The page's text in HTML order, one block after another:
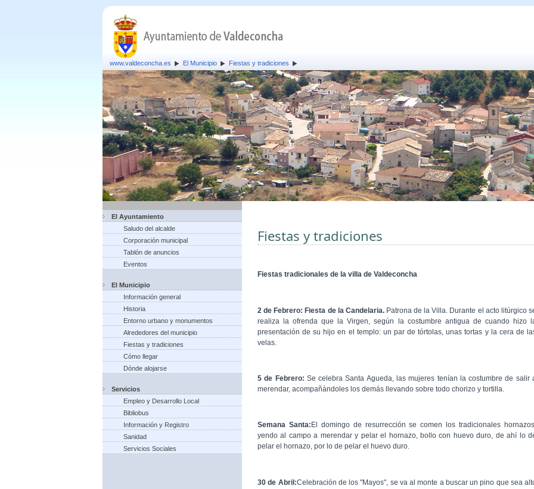
www.valdeconcha.es El Municipio Fiestas y tradiciones
El Ayuntamiento
Saludo del alcalde
Corporación municipal
Tablón de anuncios
Eventos
El Municipio
Información general
Historia
Entorno urbano y monumentos
Alrededores del municipio
Fiestas y tradiciones
Cómo llegar
Dónde alojarse
Servicios
Empleo y Desarrollo Local
Bibliobus
Información y Registro
Sanidad
Servicios Sociales
Fiestas y tradiciones
Fiestas tradicionales de la villa de Valdeconcha
2 de Febrero: Fiesta de la Candelaria.Patrona de la Villa. Durante el acto litúrgico
realiza la ofrenda que la Virgen, según la costumbre antigua de cuando hizo
presentación de su hijo en el templo: un par de tórtolas, unas tortas y la cera de
velas.
5 de Febrero: Se celebra Santa Agueda, las mujeres tenían la costumbre de salir
merendar, acompañándoles los demás llevando sobre todo chorizo y tortilla.
Semana Santa: El domingo de resurrección se comen los tradicionales
yendo al campo a merendar y pelar el hornazo, bollo con huevo duro, de ahí lo
pelar el hornazo, por lo de pelar el huevo duro.
30 de Abril:Celebración de los "Mayos", se va al monte a buscar un pino que sea